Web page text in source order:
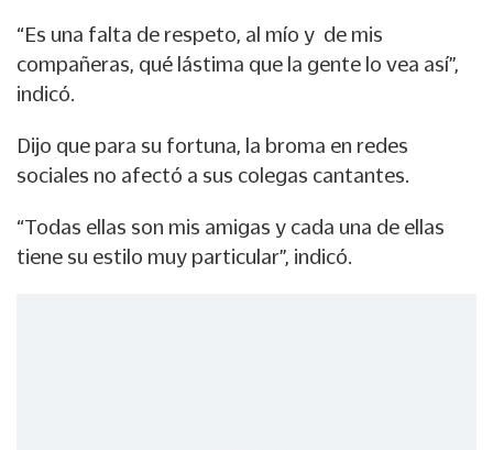
“Es una falta de respeto, al mío y de mis
compañeras, qué lástima que la gente lo vea así”,
indicó.
Dijo que para su fortuna, la broma en redes
sociales no afectó a sus colegas cantantes.
“Todas ellas son mis amigas y cada una de ellas
tiene su estilo muy particular”, indicó.